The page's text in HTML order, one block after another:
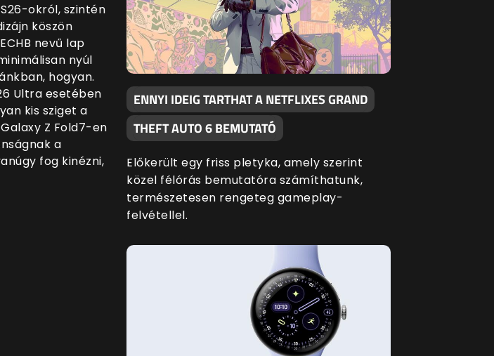
okról, szintén
köszön
nevű lap
nyúl
hogyan.
Ultra esetében
kis sziget a
Z Fold7-en
a
fog kinézni,
ENNYI IDEIG TARTHAT A NETFLIXES GRAND
THEFT AUTO 6 BEMUTATÓ
Előkerült egy friss pletyka, amely szerint
közel félórás bemutatóra számíthatunk,
természetesen rengeteg gameplay-
felvétellel.